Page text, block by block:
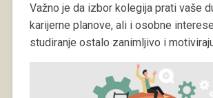
Važno je da izbor kolegija prati vaše
karijerne planove, ali i osobne
studiranje ostalo zanimljivo i